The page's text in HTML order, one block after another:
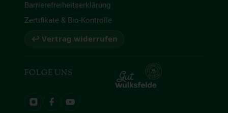
Barrierefreiheitserklärung
Zertifikate & Bio-Kontrolle
↩ Vertrag widerrufen
FOLGE UNS